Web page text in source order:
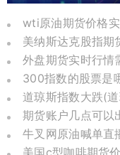
业板指数包括哪些)
300指数的股票是